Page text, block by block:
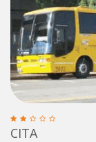
CITA